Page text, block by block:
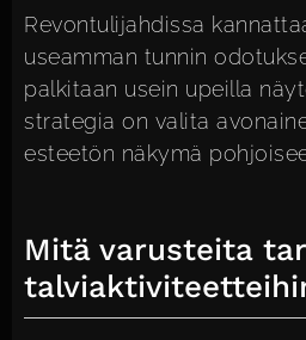
Revontulijahdissa
useamman tunnin
palkitaan usein upeilla
strategia on valita
esteetön näkymä
Mitä varusteita